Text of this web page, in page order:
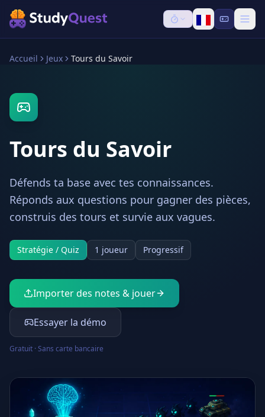
Accueil Jeux Tours du Savoir
Tours du Savoir
Défends ta base avec tes connaissances.
Réponds aux questions pour gagner des pièces,
construis des tours et survie aux vagues.
Stratégie / Quiz 1 joueur Progressif
Importer des notes & jouer
Essayer la démo
Gratuit · Sans carte bancaire